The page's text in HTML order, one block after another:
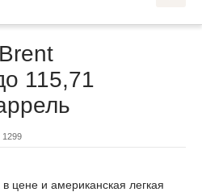
115,71
1299
цене и американская легкая